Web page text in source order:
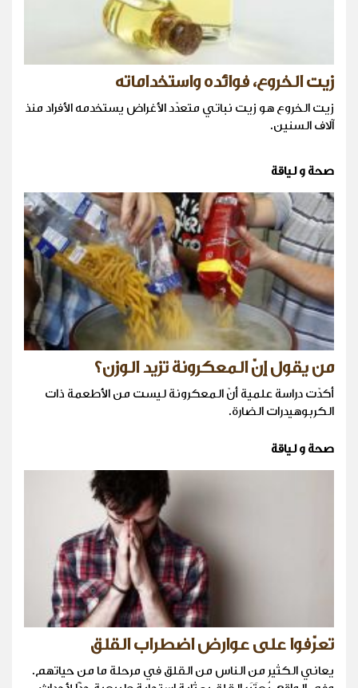
زيت الخروع، فوائده واستخداماته
زيت الخروع هو زيت نباتي متعدّد الأغراض يستخدمه الأفراد منذ
آلاف السنين.
صحة و لياقة
من يقول إنّ المعكرونة تزيد الوزن؟
أكدّت دراسة علمية أنّ المعكرونة ليست من الأطعمة ذات
الكربوهيدرات الضارة.
صحة و لياقة
تعرّفوا على عوارض اضطراب القلق
يعاني الكثير من الناس من القلق في مرحلة ما من حياتهم.